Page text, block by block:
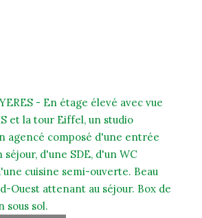
Et Gestion Locative
- En étage élevé avec vue
et la tour Eiffel, un studio
agencé composé d'une entrée
séjour, d'une SDE, d'un WC
cuisine semi-ouverte. Beau
Ouest attenant au séjour. Box de
sous sol.